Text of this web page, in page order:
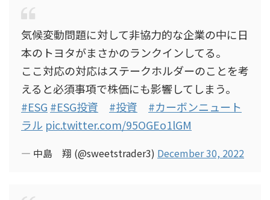
気候変動問題に対して非協力的な企業の中に日
本のトヨタがまさかのランクインしてる。
ここ対応の対応はステークホルダーのことを考
えると必須事項で株価にも影響してしまう。
#ESG #ESG投資 #投資
#カーボンニュート
ラル pic.twitter.com/95OGEo1lGM
— 中島 翔 (@sweetstrader3) December 30, 2022